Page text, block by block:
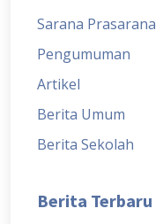
Sarana Prasarana
Pengumuman
Artikel
Berita Umum
Berita Sekolah
Berita Terbaru